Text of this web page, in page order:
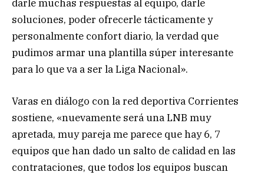
darle muchas respuestas al equipo, darle
soluciones, poder ofrecerle tácticamente y
personalmente confort diario, la verdad que
pudimos armar una plantilla súper interesante
para lo que va a ser la Liga Nacional».
Varas en diálogo con la red deportiva Corrientes
sostiene, «nuevamente será una LNB muy
apretada, muy pareja me parece que hay 6, 7
equipos que han dado un salto de calidad en las
contrataciones, que todos los equipos buscan